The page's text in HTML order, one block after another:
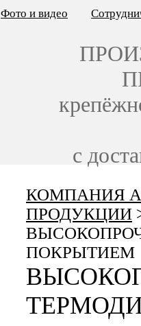
КОМПАНИЯ
ПРОДУКЦИИ
ПОКРЫТИЕМ
Фото и видео
с